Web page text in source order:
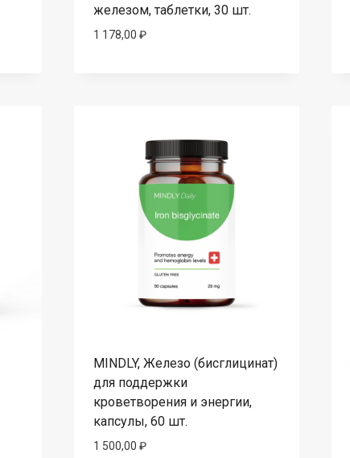
железом, таблетки, 30 шт.
1 178,00 ₽
MINDLY, Железо (бисглицинат)
для поддержки
кроветворения и энергии,
капсулы, 60 шт.
1 500,00 ₽